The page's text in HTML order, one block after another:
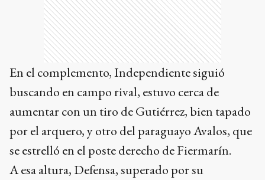
En el complemento, Independiente siguió
buscando en campo rival, estuvo cerca de
aumentar con un tiro de Gutiérrez, bien tapado
por el arquero, y otro del paraguayo Avalos, que
se estrelló en el poste derecho de Fiermarín.
A esa altura, Defensa, superado por su